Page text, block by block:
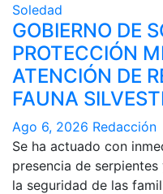
Soledad
GOBIERNO DE
PROTECCIÓN
ATENCIÓN DE
FAUNA
Ago 6, 2026 Redacción
Se ha actuado con
presencia de
la seguridad de las